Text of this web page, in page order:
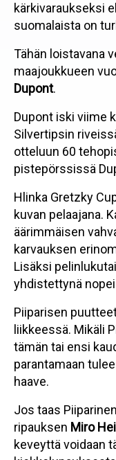
kärkivaraukseksi
suomalaista on
Tähän loistavana
maajoukkueen
Dupont.
Dupont iski viime
Silvertipsin
otteluun 60
pistepörssissä
Hlinka Gretzky
kuvan pelaajana.
äärimmäisen
karvauksen
Lisäksi
yhdistettynä
Piiparisen
liikkeessä. Mikäli
tämän tai ensi
parantamaan
haave.
Jos taas
ripauksen Miro
keveyttä voidaan